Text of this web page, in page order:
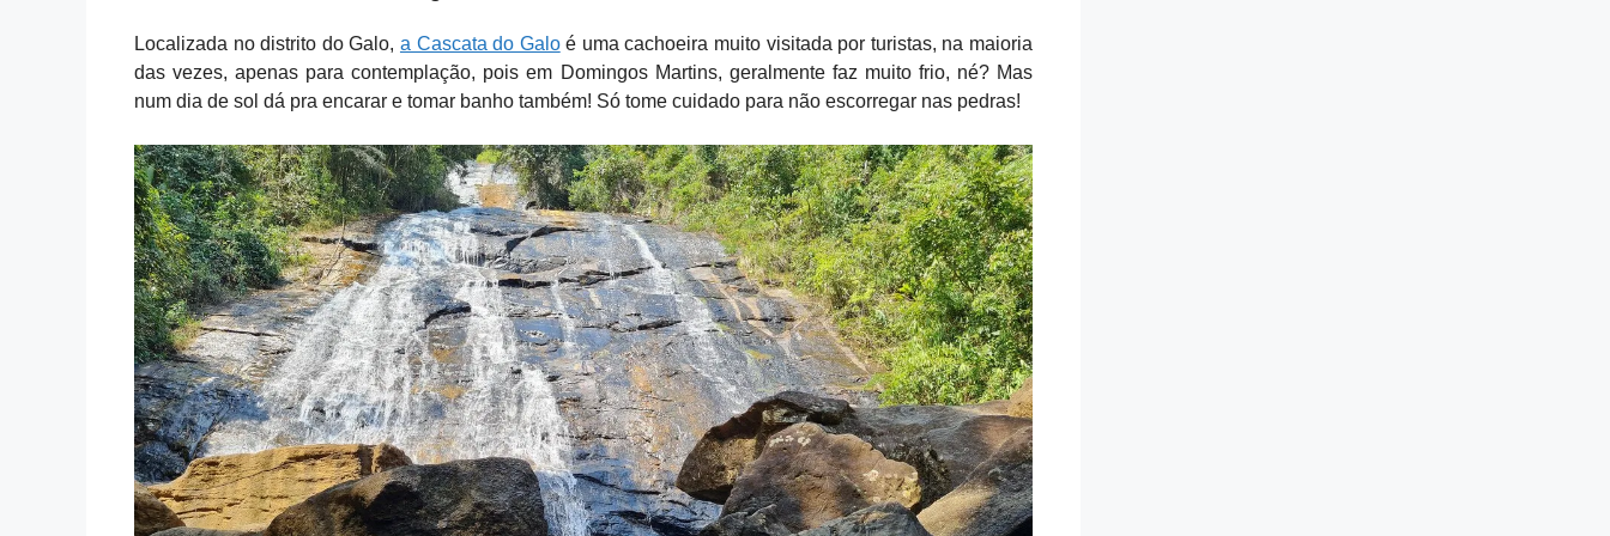
Localizada no distrito do Galo, a Cascata do Galoé uma cachoeira muito visitada por turistas, na maioria
das vezes, apenas para contemplação, pois em Domingos Martins, geralmente faz muito frio, né? Mas
num dia de sol dá pra encarar e tomar banho também! Só tome cuidado para não escorregar nas pedras!